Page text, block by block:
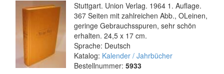
Stuttgart. Union Verlag. 1964 1. Auflage.
367 Seiten mit zahlreichen Abb., OLeinen,
geringe Gebrauchsspuren, sehr schön
erhalten. 24,5 x 17 cm.
Sprache: Deutsch
Katalog: Kalender / Jahrbücher
Bestellnummer: 5933